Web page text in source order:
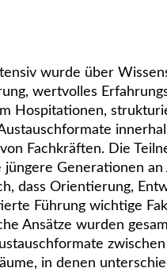
wurde über
wertvolles
Hospitationen,
Fachkräften. Die
jüngere Generationen
dass Orientierung,
Führung wichtige
Ansätze wurden
in denen